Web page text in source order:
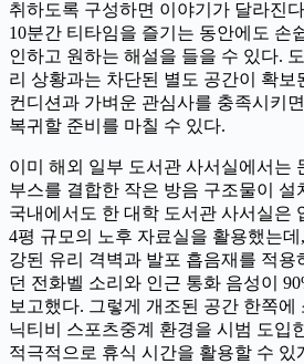
취하도록 구성하면 이야기가 달라진
10분간 티타임을 즐기는 동안에도 손
인하고 원하는 해설을 들을 수 있다.
리 상황과는 차단된 별도 공간이 확보
컨디션과 가벼운 관심사를 충족시키
복귀할 준비를 마칠 수 있다.
이미 해외 일부 도서관 사서실에서는
부스를 결합한 작은 방음 구조물이 설
국내에서도 한 대학 도서관 사서실은
4평 규모의 노후 자료실을 활용했는
강된 유리 격벽과 발포 흡음재를 적용
던 전화벨 소리와 인근 통화 음성이
보고했다. 그렇게 개조된 공간 한쪽에
닉티비 스포츠중계 환경을 시범 도입
적극적으로 휴식 시간을 활용할 수 있